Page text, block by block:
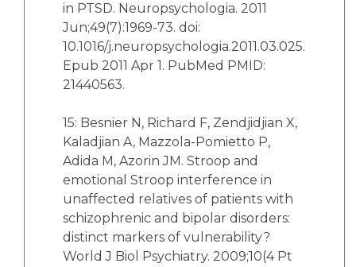
in PTSD. Neuropsychologia. 2011
Jun;49(7):1969-73. doi:
10.1016/j.neuropsychologia.2011.03.025.
Epub 2011 Apr 1. PubMed PMID:
21440563.
15: Besnier N, Richard F, Zendjidjian X,
Kaladjian A, Mazzola-Pomietto P,
Adida M, Azorin JM. Stroop and
emotional Stroop interference in
unaffected relatives of patients with
schizophrenic and bipolar disorders:
distinct markers of vulnerability?
World J Biol Psychiatry. 2009;10(4 Pt